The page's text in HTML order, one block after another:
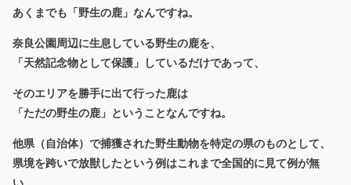
あくまでも「野生の鹿」なんですね。
奈良公園周辺に生息している野生の鹿を、
「天然記念物として保護」しているだけであって、
そのエリアを勝手に出て行った鹿は
「ただの野生の鹿」ということなんですね。
他県（自治体）で捕獲された野生動物を特定の県のものとして、
県境を跨いで放獣したという例はこれまで全国的に見て例が無